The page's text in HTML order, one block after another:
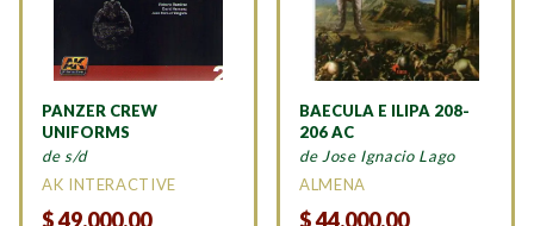
PANZER CREW
UNIFORMS
de s/d
AK INTERACTIVE
$49.000,00
BAECULA E ILIPA 208-
206 AC
de Jose Ignacio Lago
ALMENA
$44.000,00